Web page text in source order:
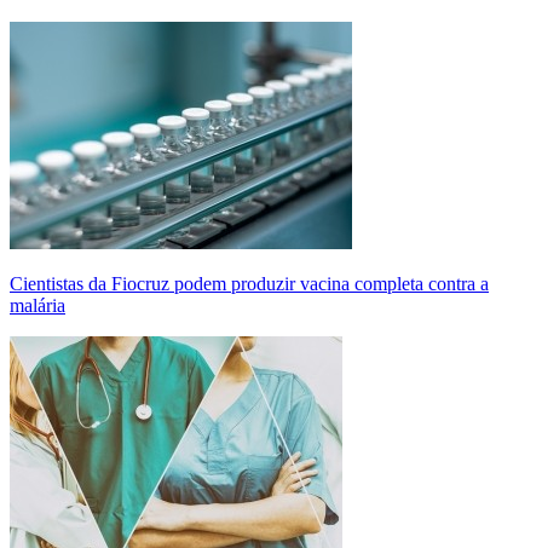
Cientistas da Fiocruz podem produzir vacina completa contra a
malária